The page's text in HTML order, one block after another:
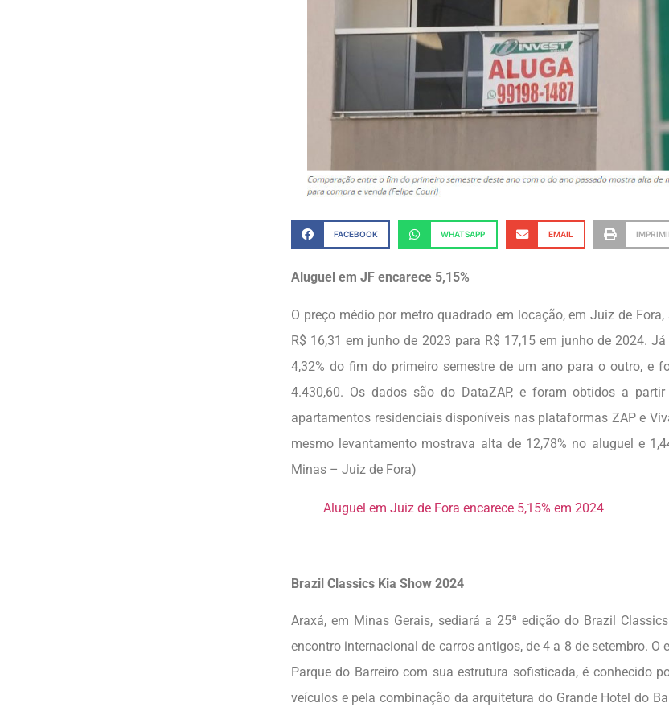
FACEBOOK WHATSAPP EMAIL
Aluguel em JF encarece 5,15%
O preço médio por metro quadrado em locação, em Juiz de Fora,
R$ 16,31 em junho de 2023 para R$ 17,15 em junho de 2024.
4,32% do fim do primeiro semestre de um ano para o outro, e
4.430,60. Os dados são do DataZAP, e foram obtidos a
apartamentos residenciais disponíveis nas plataformas ZAP e
mesmo levantamento mostrava alta de 12,78% no aluguel e
Minas – Juiz de Fora)
Aluguel em Juiz de Fora encarece 5,15% em 2024
Brazil Classics Kia Show 2024
Araxá, em Minas Gerais, sediará a 25ª edição do Brazil
encontro internacional de carros antigos, de 4 a 8 de setembro. O
Parque do Barreiro com sua estrutura sofisticada, é conhecido
veículos e pela combinação da arquitetura do Grande Hotel do